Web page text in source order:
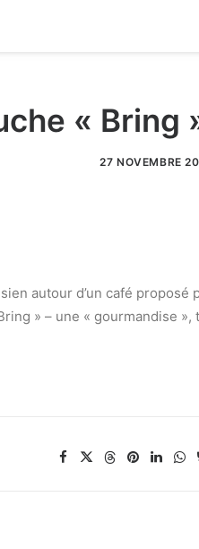
« Bring
27 NOVEMBRE
autour d’un café proposé
» – une « gourmandise